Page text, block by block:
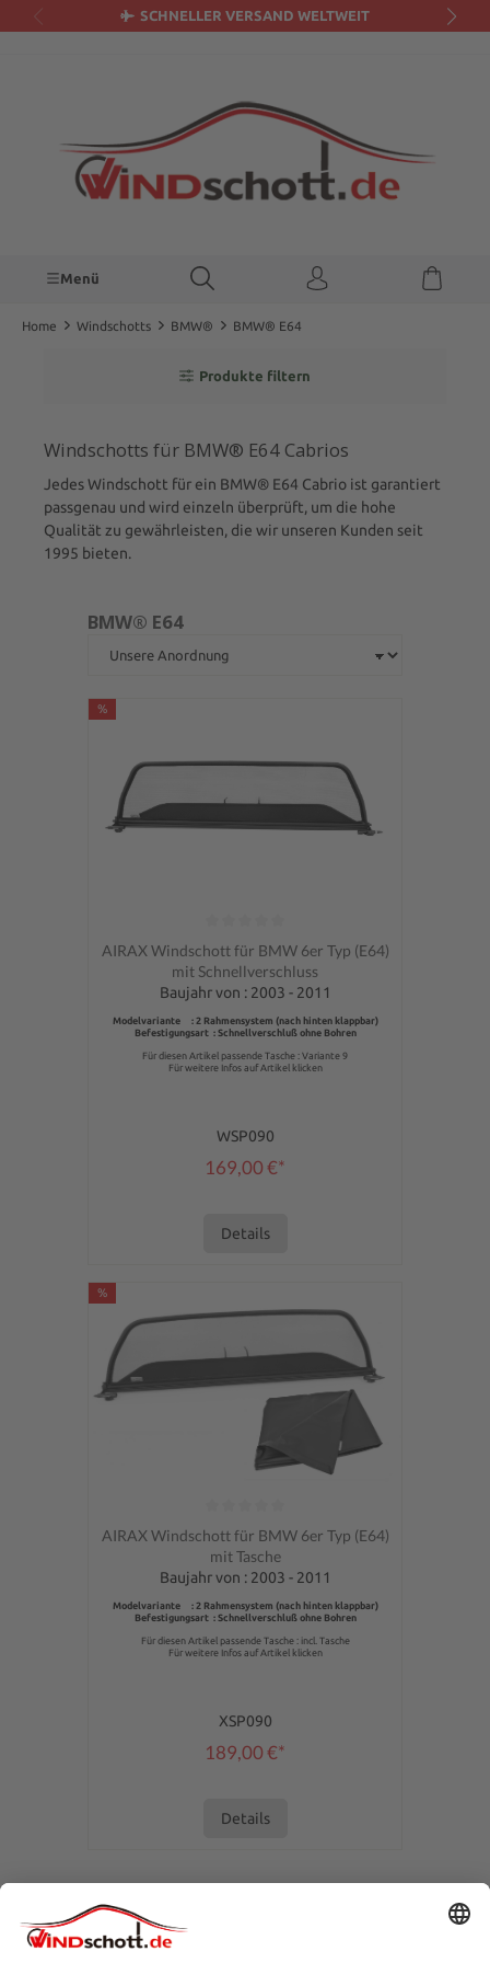
SCHNELLER VERSAND WELTWEIT
Menü
Home Windschotts BMW® BMW® E64
Produkte filtern
Windschotts für BMW® E64 Cabrios
Jedes Windschott für ein BMW® E64 Cabrio ist garantiert
passgenau und wird einzeln überprüft, um die hohe
Qualität zu gewährleisten, die wir unseren Kunden seit
1995 bieten.
BMW® E64
%
Durchschnittliche Bewertung von 0 von 5 Sternen
AIRAX Windschott für BMW 6er Typ (E64)
mit Schnellverschluss
Baujahr von : 2003 - 2011
Modelvariante : 2 Rahmensystem (nach hinten klappbar)
Befestigungsart : Schnellverschluß ohne Bohren
Für diesen Artikel passende Tasche : Variante 9
Für weitere Infos auf Artikel klicken
WSP090
169,00 €*
Details
%
Durchschnittliche Bewertung von 0 von 5 Sternen
AIRAX Windschott für BMW 6er Typ (E64)
mit Tasche
Baujahr von : 2003 - 2011
Modelvariante : 2 Rahmensystem (nach hinten klappbar)
Befestigungsart : Schnellverschluß ohne Bohren
Für diesen Artikel passende Tasche : incl. Tasche
Für weitere Infos auf Artikel klicken
XSP090
189,00 €*
Details
SERVICE-HOTLINE